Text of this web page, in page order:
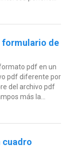
formulario de
pdf en un
pdf diferente por
del archivo pdf
más la...
cuadro